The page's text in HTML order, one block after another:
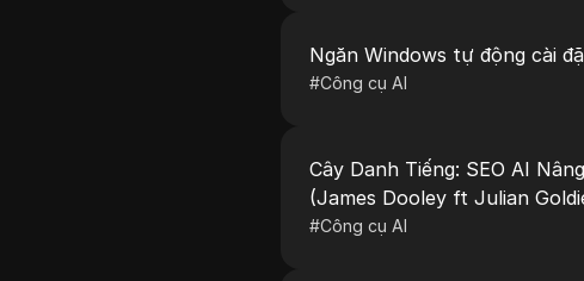
Ngăn Windows tự động cài
#Công cụ AI
Cây Danh Tiếng: SEO AI
(James Dooley ft Julian
#Công cụ AI